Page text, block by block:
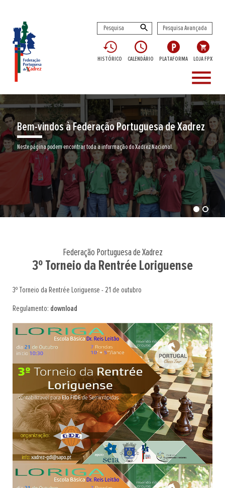
Pesquisa Avançada
HISTÓRICO CALENDÁRIO PLATAFORMA LOJA FPX
menu
Bem-vindos à Federação Portuguesa de Xadrez
Neste página podem encontrar toda a informação do Xadrez Nacional.
Federação Portuguesa de Xadrez
3º Torneio da Rentrée Loriguense
3º Torneio da Rentrée Loriguense - 21 de outubro
Regulamento: download